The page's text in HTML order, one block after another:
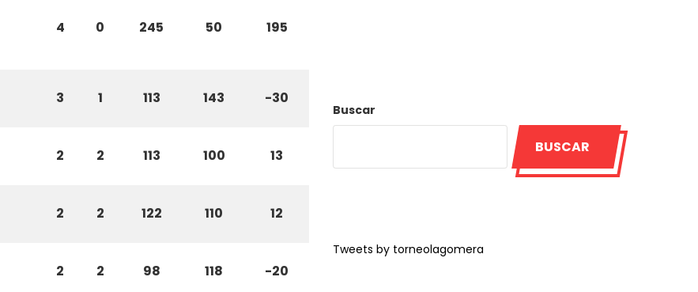
4 0 245 50 195
3 1 113 143 -30
2 2 113 100 13
2 2 122 110 12
2 2 98 118 -20
Buscar
BUSCAR
Tweets by torneolagomera